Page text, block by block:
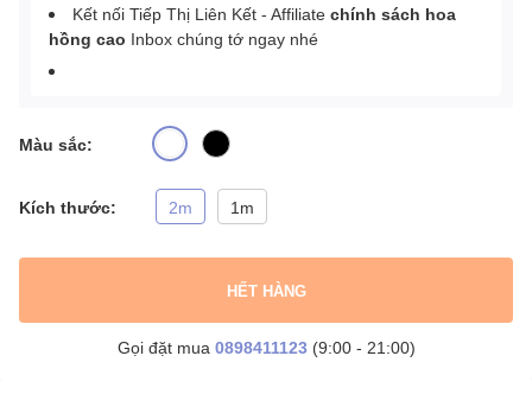
Kết nối Tiếp Thị Liên Kết - Affiliate chính sách hoa
hồng cao Inbox chúng tớ ngay nhé
Màu sắc:
Kích thước: 2m 1m
HẾT HÀNG
Gọi đặt mua 0898411123(9:00 - 21:00)